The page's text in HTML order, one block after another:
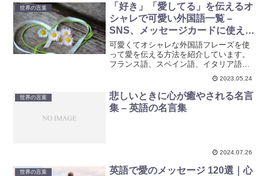
世界の言葉
「好き」「愛してる」を伝えるオ
シャレで可愛い外国語一覧 –
SNS、メッセージカードに使える
25種類のフレーズ集
可愛くてオシャレな外国語フレーズを使
って愛を伝える方法を紹介しています。
フランス語、スペイン語、イタリア語、
ドイツ語、英語など、様々な言語には魅
力的なフレーズがあります。愛を伝える
言葉は言語を超えて心を通わせる大切な
手段です。SNS、メッセージカードや手
紙、特別なイベントなどでフレーズを活
2023.05.24
世界の言葉
悲しいときに心が癒やされる名言
集 – 英語の名言集
2024.07.26
世界の言葉
英語で愛のメッセージ 120選｜心